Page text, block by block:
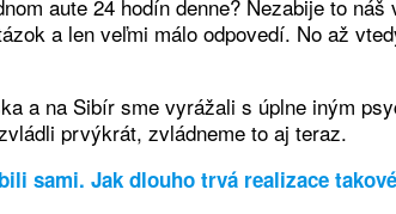
aute 24 hodín denne? Nezabije to
a len veľmi málo odpovedí. No až
a na Sibír sme vyrážali s úplne iným
prvýkrát, zvládneme to aj teraz.
sami. Jak dlouho trvá realizace